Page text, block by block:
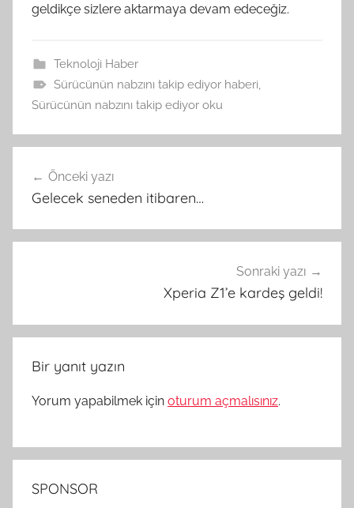
geldikçe sizlere aktarmaya devam edeceğiz.
Teknoloji Haber
Sürücünün nabzını takip ediyor haberi
Sürücünün nabzını takip ediyor oku
gezinmesi
Önceki yazı
Gelecek seneden itibaren…
Sonraki yazı
Xperia Z1’e kardeş geldi!
Bir yanıt yazın
Yorum yapabilmek için oturum açmalısınız.
SPONSOR